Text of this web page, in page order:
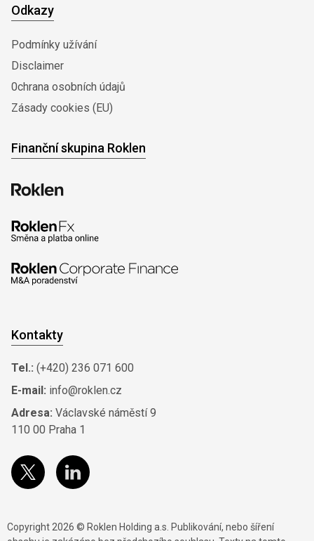
Odkazy
Podmínky užívání
Disclaimer
0chrana osobních údajů
Zásady cookies (EU)
Finanční skupina Roklen
Kontakty
Tel.: (+420) 236 071 600
E-mail: info@roklen.cz
Adresa: Václavské náměstí 9
110 00 Praha 1
Copyright 2026 © Roklen Holding a.s. Publikování, nebo šíření